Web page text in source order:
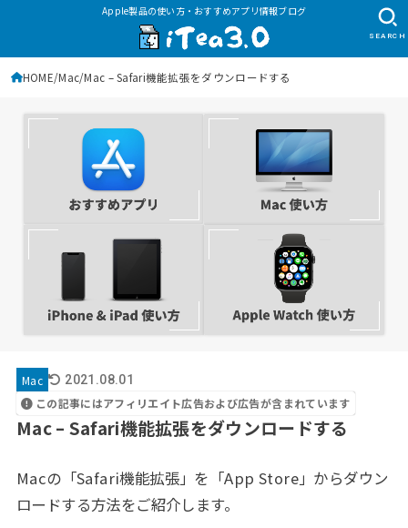
Apple製品の使い方・おすすめアプリ情報ブログ
SEARCH
HOME Mac Mac – Safari機能拡張をダウンロードする
Mac 2021.08.01
この記事にはアフィリエイト広告および広告が含まれています
Mac – Safari機能拡張をダウンロードする
Macの「Safari機能拡張」を「App Store」からダウン
ロードする方法をご紹介します。